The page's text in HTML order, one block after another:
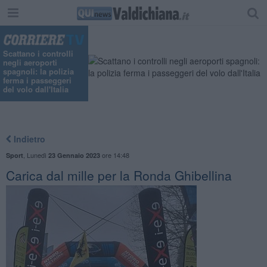
Scattano i controlli
negli aeroporti
spagnoli: la polizia
ferma i passeggeri
del volo dall'Italia
Indietro
Sport Lunedì 23 Gennaio 2023ore 14:48
Carica dal mille per la Ronda Ghibellina